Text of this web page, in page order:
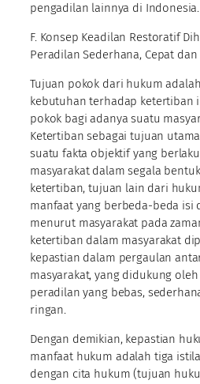
pengadilan lainnya di Indonesia.
F. Konsep Keadilan Restoratif
Peradilan Sederhana, Cepat
Tujuan pokok dari hukum
kebutuhan terhadap ketertiban
pokok bagi adanya suatu
Ketertiban sebagai tujuan
suatu fakta objektif yang
masyarakat dalam segala
ketertiban, tujuan lain dari
manfaat yang berbeda-beda isi
menurut masyarakat pada
ketertiban dalam masyarakat
kepastian dalam pergaulan
masyarakat, yang didukung
peradilan yang bebas,
ringan.
Dengan demikian, kepastian
manfaat hukum adalah tiga
dengan cita hukum (tujuan